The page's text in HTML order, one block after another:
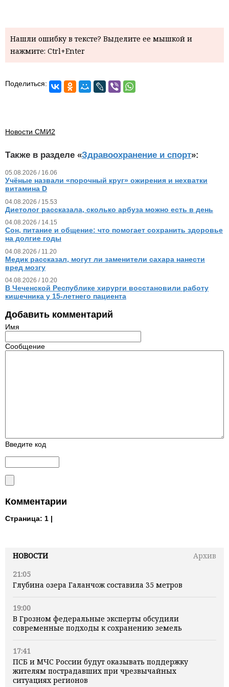
НОВОСТИ
Архив
21:05
Глубина озера Галанчож составила 35 метров
19:00
В Грозном федеральные эксперты обсудили
современные подходы к сохранению земель
17:41
ПСБ и МЧС России будут оказывать поддержку
жителям пострадавших при чрезвычайных
ситуациях регионов
Нашли ошибку в тексте? Выделите ее мышкой и
нажмите: Ctrl+Enter
Поделиться:
Новости СМИ2
Также в разделе «Здравоохранение и спорт»:
05.08.2026 / 16.06
Учёные назвали «порочный круг» ожирения и нехватки
витамина D
04.08.2026 / 15.53
Диетолог рассказала, сколько арбуза можно есть в день
04.08.2026 / 14.15
Сон, питание и общение: что помогает сохранить здоровье
на долгие годы
04.08.2026 / 11.20
Медик рассказал, могут ли заменители сахара нанести
вред мозгу
04.08.2026 / 10.20
В Чеченской Республике хирурги восстановили работу
кишечника у 15‑летнего пациента
Добавить комментарий
Имя
Сообщение
Введите код
Комментарии
Страница: 1 |